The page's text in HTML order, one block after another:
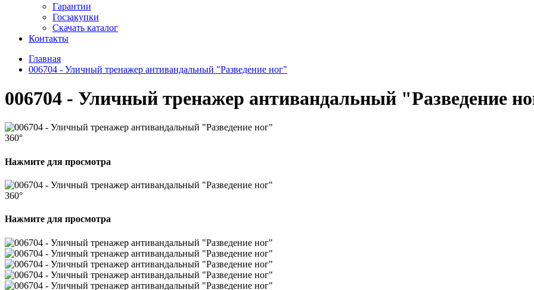
Гарантии
Госзакупки
Скачать каталог
Контакты
Главная
006704 - Уличный тренажер антивандальный "Разведение ног"
006704 - Уличный тренажер антивандальный "Разведение
360°
Нажмите для просмотра
360°
Нажмите для просмотра